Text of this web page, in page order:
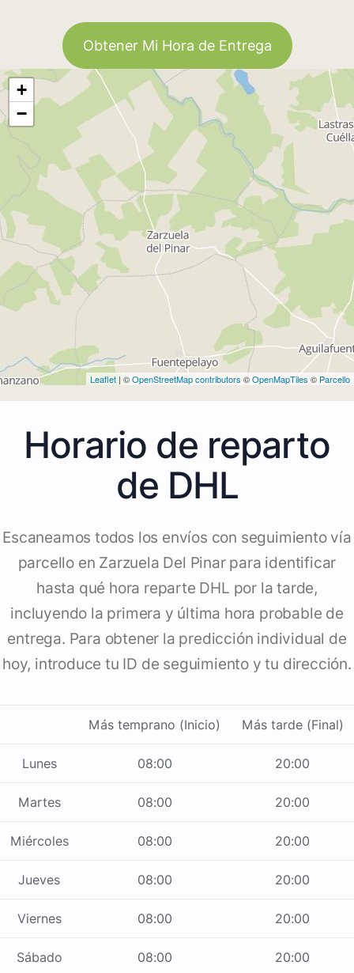
Obtener Mi Hora de Entrega
+
−
Leaflet | ©OpenStreetMap contributors ©OpenMapTiles © Parcello
Horario de reparto
de DHL
Escaneamos todos los envíos con seguimiento vía
parcello en Zarzuela Del Pinar para identificar
hasta qué hora reparte DHL por la tarde,
incluyendo la primera y última hora probable de
entrega. Para obtener la predicción individual de
hoy, introduce tu ID de seguimiento y tu dirección.
Más temprano (Inicio) Más tarde (Final)
Lunes 08:00 20:00
Martes 08:00 20:00
Miércoles 08:00 20:00
Jueves 08:00 20:00
Viernes 08:00 20:00
Sábado 08:00 20:00